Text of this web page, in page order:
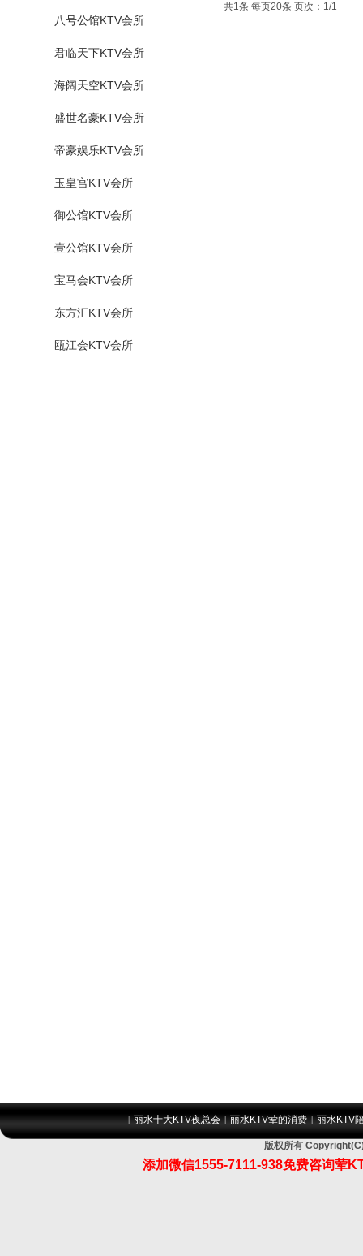
八号公馆KTV会所
君临天下KTV会所
海阔天空KTV会所
盛世名豪KTV会所
帝豪娱乐KTV会所
玉皇宫KTV会所
御公馆KTV会所
壹公馆KTV会所
宝马会KTV会所
东方汇KTV会所
瓯江会KTV会所
共1条 每页20条 页次：1/1
|丽水十大KTV夜总会 |丽水KTV荤的消费 |丽水KTV
版权所有
添加微信1555-7111-938免费咨询荤